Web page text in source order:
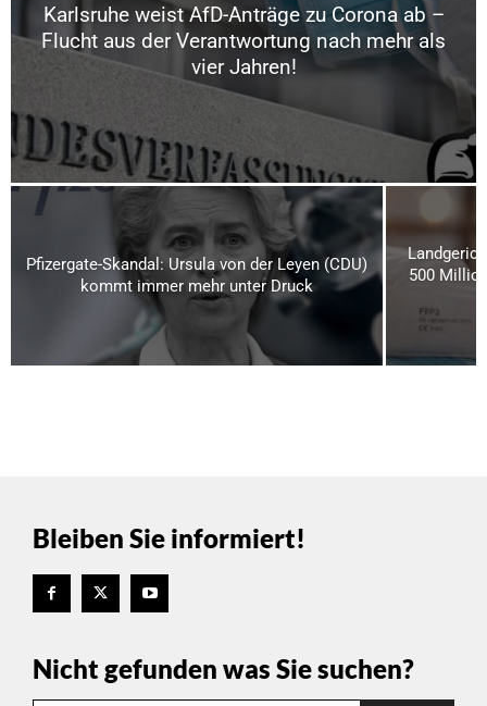
Karlsruhe weist AfD-Anträge zu Corona ab –
Flucht aus der Verantwortung nach mehr als
vier Jahren!
Pfizergate-Skandal: Ursula von der Leyen (CDU)
kommt immer mehr unter Druck
500
Bleiben Sie informiert!
Nicht gefunden was Sie suchen?